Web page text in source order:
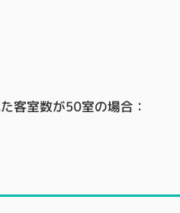
客室数が50室の場合：